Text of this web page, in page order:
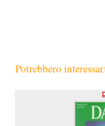
Potrebbero